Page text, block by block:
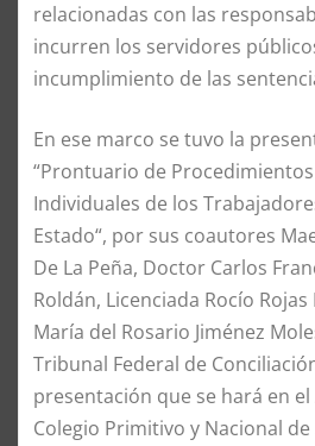
relacionadas con las
incurren los servidores
incumplimiento de las
En ese marco se tuvo la
“Prontuario de
Individuales de los
Estado“, por sus coautores
De La Peña, Doctor Carlos
Roldán, Licenciada Rocío
María del Rosario Jiménez
Tribunal Federal de
presentación que se hará en
Colegio Primitivo y Nacional de